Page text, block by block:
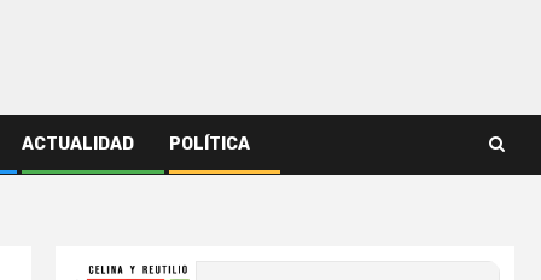
ACTUALIDAD POLÍTICA